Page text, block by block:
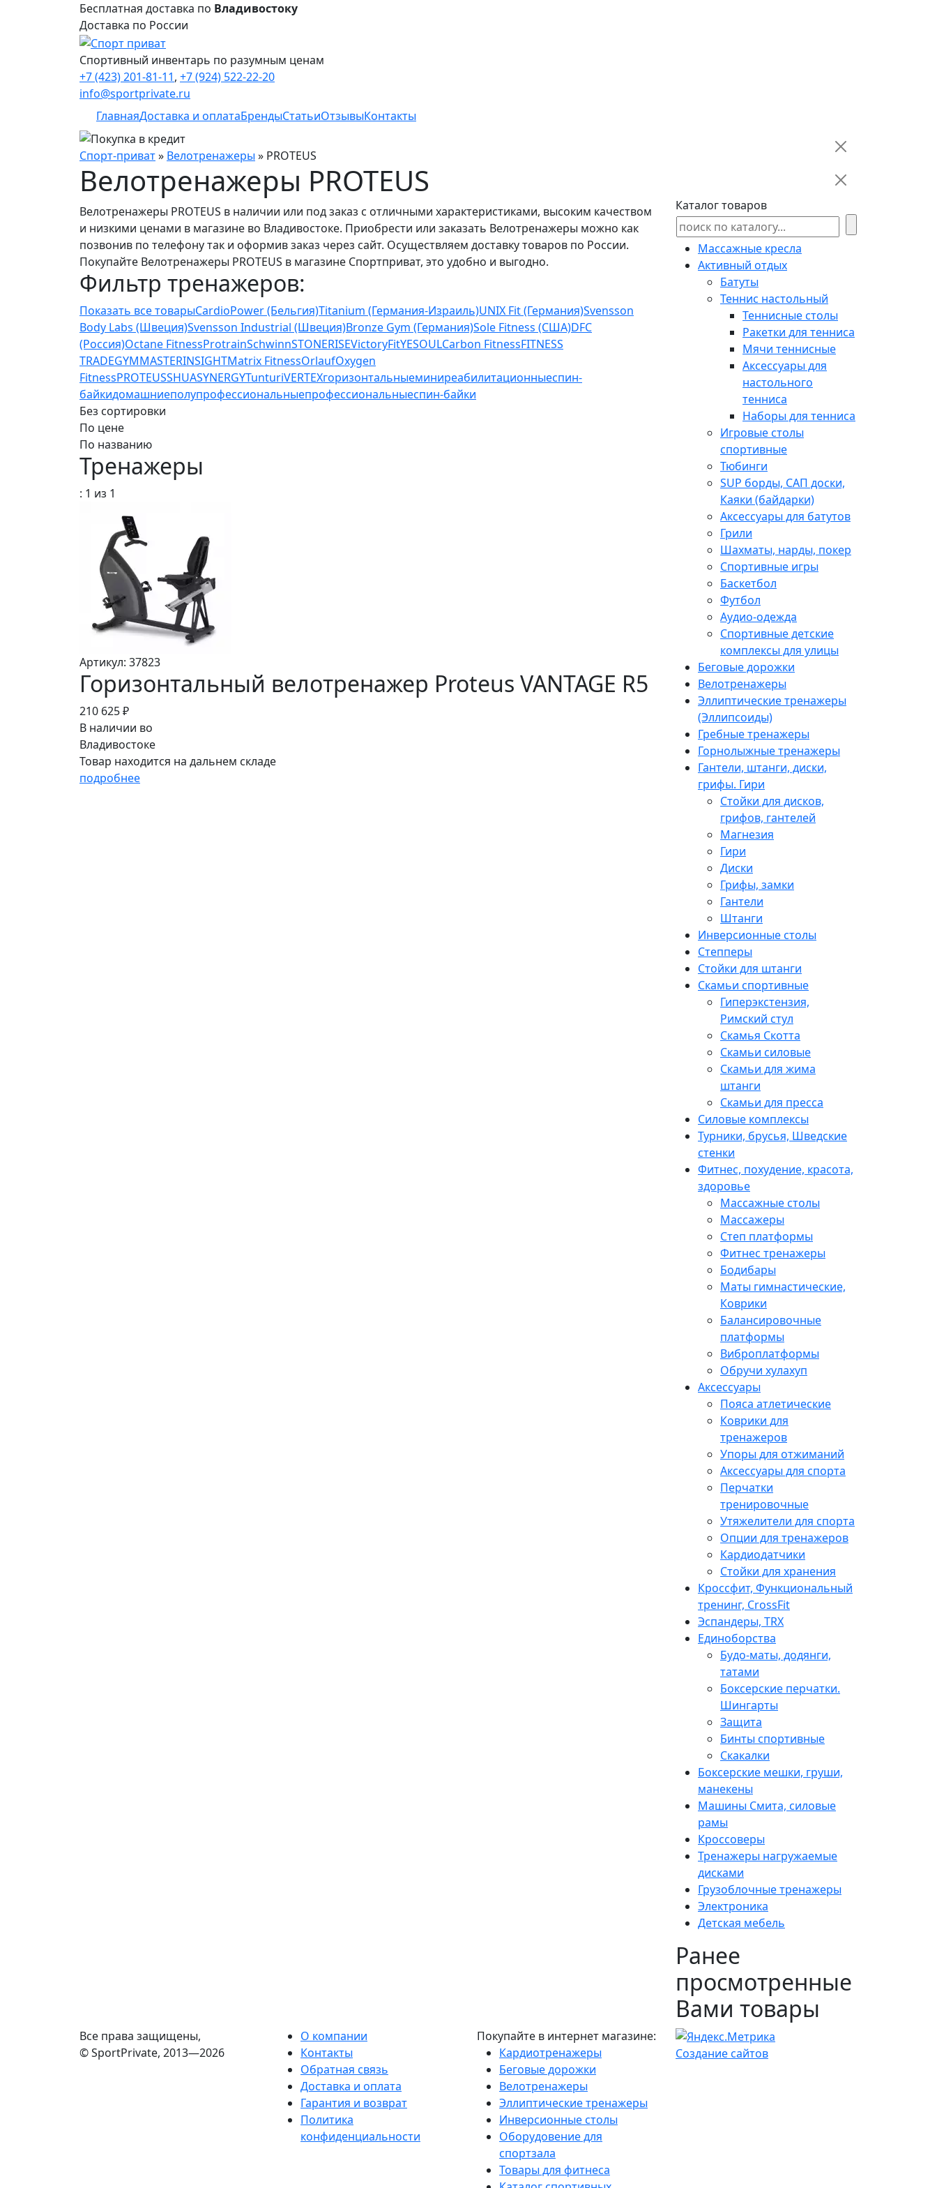
Бесплатная доставка по Владивостоку
Доставка по России
Спортивный инвентарь по разумным ценам
+7 (423) 201-81-11, +7 (924) 522-22-20
info@sportprivate.ru
ГлавнаяДоставка и оплатаБрендыСтатьиОтзывыКонтакты
Спорт-приват» Велотренажеры » PROTEUS
Велотренажеры PROTEUS
Велотренажеры PROTEUS в наличии или под заказ c отличными характеристиками, высоким качеством
и низкими ценами в магазине во Владивостоке. Приобрести или заказать Велотренажеры можно как
позвонив по телефону так и оформив заказ через сайт. Осуществляем доставку товаров по России.
Покупайте Велотренажеры PROTEUS в магазине Спортприват, это удобно и выгодно.
Фильтр тренажеров:
Показать все товарыCardioPower (Бельгия)Titanium (Германия-Израиль)UNIX Fit (Германия)Svensson
Body Labs (Швеция)Svensson Industrial (Швеция)Bronze Gym (Германия)Sole Fitness (США)DFC
(Россия)Octane FitnessProtrainSchwinnSTONERISEVictoryFitYESOULCarbon FitnessFITNESS
TRADEGYMMASTERINSIGHTMatrix FitnessOrlaufOxygen
FitnessPROTEUSSHUASYNERGYTunturiVERTEXгоризонтальныеминиреабилитационныеспин-
байкидомашниеполупрофессиональныепрофессиональныеспин-байки
Без сортировки
По цене
По названию
Тренажеры
: 1 из 1
Артикул: 37823
Горизонтальный велотренажер Proteus VANTAGE R5
210 625 ₽
В наличии во
Владивостоке
Товар находится на дальнем складе
подробнее
Каталог товаров
Массажные кресла
Активный отдых
Батуты
Теннис настольный
Теннисные столы
Ракетки для тенниса
Мячи теннисные
Аксессуары для
настольного
тенниса
Наборы для тенниса
Игровые столы
спортивные
Тюбинги
SUP борды, САП доски,
Каяки (байдарки)
Аксессуары для батутов
Грили
Шахматы, нарды, покер
Спортивные игры
Баскетбол
Футбол
Аудио-одежда
Спортивные детские
комплексы для улицы
Беговые дорожки
Велотренажеры
Эллиптические тренажеры
(Эллипсоиды)
Гребные тренажеры
Горнолыжные тренажеры
Гантели, штанги, диски,
грифы. Гири
Стойки для дисков,
грифов, гантелей
Магнезия
Гири
Диски
Грифы, замки
Гантели
Штанги
Инверсионные столы
Степперы
Стойки для штанги
Скамьи спортивные
Гиперэкстензия,
Римский стул
Скамья Скотта
Скамьи силовые
Скамьи для жима
штанги
Скамьи для пресса
Силовые комплексы
Турники, брусья, Шведские
стенки
Фитнес, похудение, красота,
здоровье
Массажные столы
Массажеры
Степ платформы
Фитнес тренажеры
Бодибары
Маты гимнастические,
Коврики
Балансировочные
платформы
Виброплатформы
Обручи хулахуп
Аксессуары
Пояса атлетические
Коврики для
тренажеров
Упоры для отжиманий
Аксессуары для спорта
Перчатки
тренировочные
Утяжелители для спорта
Опции для тренажеров
Кардиодатчики
Стойки для хранения
Кроссфит, Функциональный
тренинг, CrossFit
Эспандеры, TRX
Единоборства
Будо-маты, додянги,
татами
Боксерские перчатки.
Шингарты
Защита
Бинты спортивные
Скакалки
Боксерские мешки, груши,
манекены
Машины Смита, силовые
рамы
Кроссоверы
Тренажеры нагружаемые
дисками
Грузоблочные тренажеры
Электроника
Детская мебель
Ранее
просмотренные
Вами товары
Все права защищены,
© SportPrivate, 2013—2026
О компании
Контакты
Обратная связь
Доставка и оплата
Гарантия и возврат
Политика
конфиденциальности
Покупайте в интернет магазине:
Кардиотренажеры
Беговые дорожки
Велотренажеры
Эллиптические тренажеры
Инверсионные столы
Оборудовение для
спортзала
Товары для фитнеса
Создание сайтов